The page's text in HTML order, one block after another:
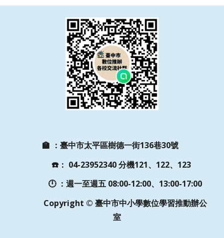
🏫 ： 臺中市太平區樹德一街136巷30號
☎️： 04-23952340 分機121、122、123
🕛 ：週一至週五 08:00-12:00、13:00-17:00
Copyright © 臺中市中小學數位學習推動辦公
室